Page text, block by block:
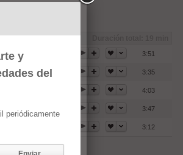
3:51
3:35
4:03
3:47
3:12
y
del
periódicamente